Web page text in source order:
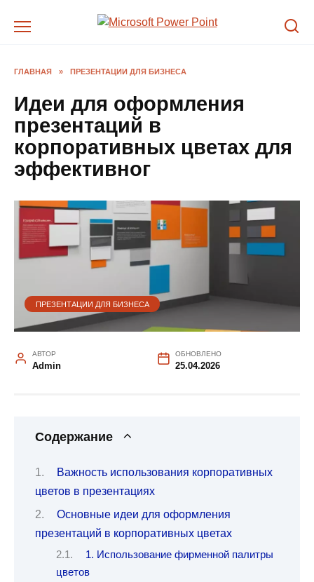
ГЛАВНАЯ » ПРЕЗЕНТАЦИИ ДЛЯ БИЗНЕСА
Идеи для оформления
презентаций в
корпоративных цветах для
эффективног
ПРЕЗЕНТАЦИИ ДЛЯ БИЗНЕСА
АВТОР
Admin
ОБНОВЛЕНО
25.04.2026
Содержание
Важность использования корпоративных
цветов в презентациях
Основные идеи для оформления
презентаций в корпоративных цветах
1. Использование фирменной палитры
цветов